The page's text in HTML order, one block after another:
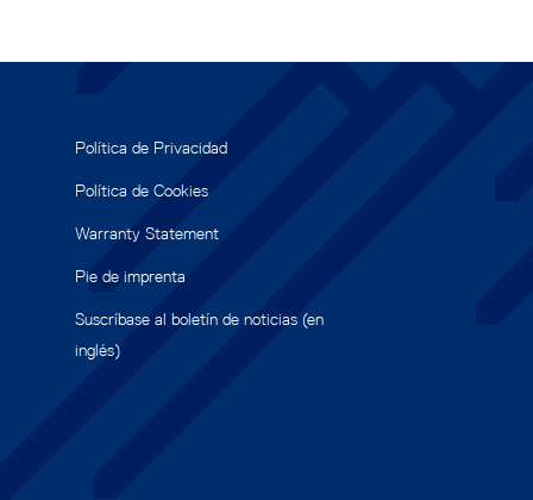
Política de Privacidad
Política de Cookies
Warranty Statement
Pie de imprenta
Suscríbase al boletín de noticias (en
inglés)